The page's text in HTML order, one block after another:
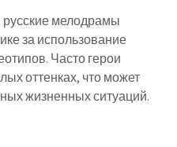
мелодрамы
за использование
Часто герои
оттенках, что может
жизненных ситуаций.